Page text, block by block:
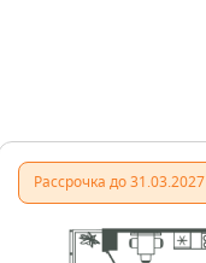
Рассрочка до 31.03.2027